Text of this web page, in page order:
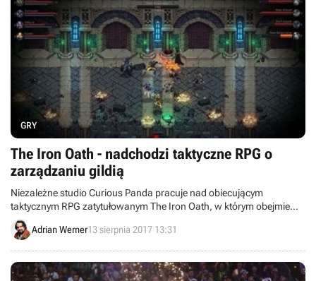
GRY
The Iron Oath - nadchodzi taktyczne RPG o
zarządzaniu gildią
Niezależne studio Curious Panda pracuje nad obiecującym
taktycznym RPG zatytułowanym The Iron Oath, w którym obejmiemy
dowództwo nad gildią próbującą wywalczyć sobie pozycję w
ponurej krainie fantasy.
Adrian Werner13 sierpnia 2017 13:31